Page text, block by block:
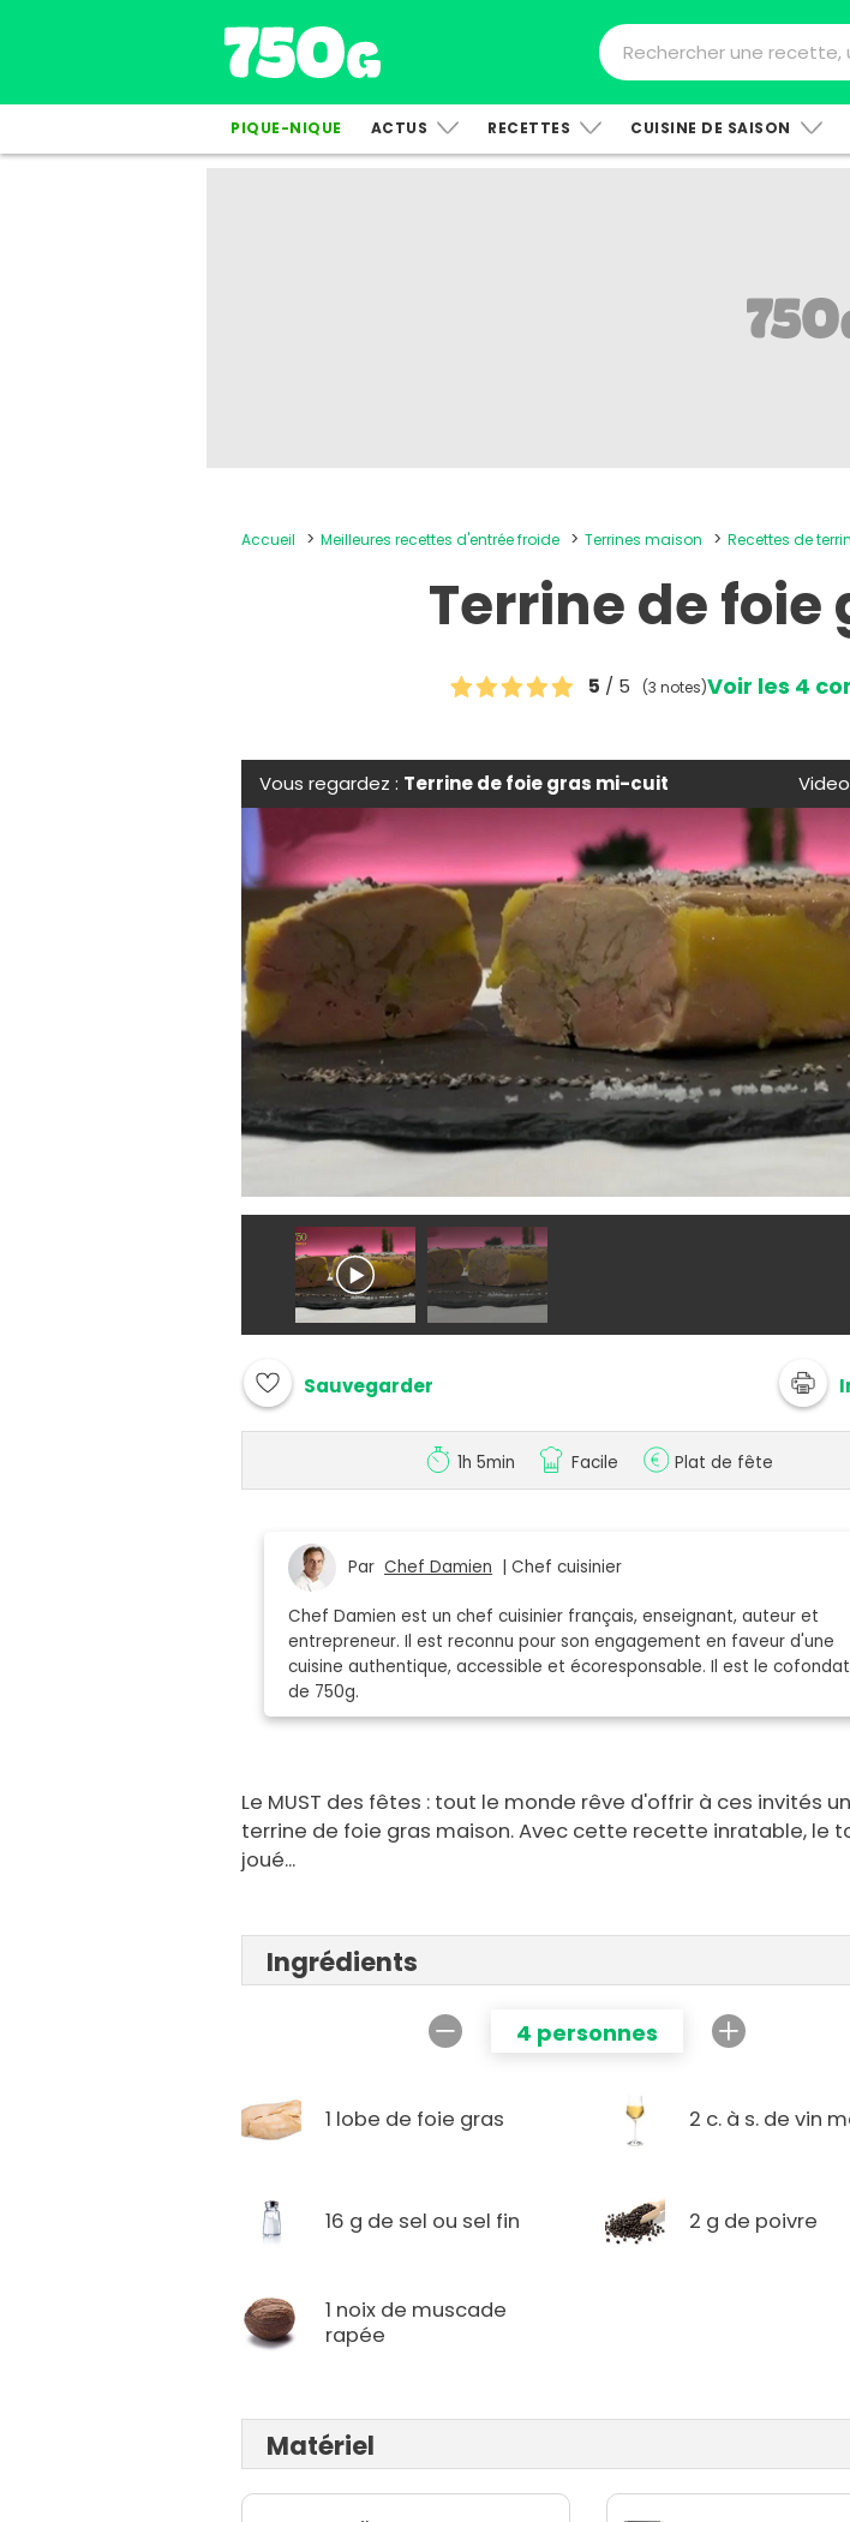
PIQUE-NIQUE ACTUS RECETTES CUISINE DE SAISON
Accueil Meilleures recettes d'entrée froide Terrines maison Recettes de
Terrine de
5 / 5 (3 notes)Voir les 4
Vous regardez : Terrine de foie gras mi-cuit Video
Sauvegarder
1h 5min Facile Plat de fête
ParChef Damien | Chef cuisinier
Chef Damien est un chef cuisinier français, enseignant, auteur et
entrepreneur. Il est reconnu pour son engagement en faveur d'une
cuisine authentique, accessible et écoresponsable. Il est le
de 750g.
Le MUST des fêtes : tout le monde rêve d'offrir à ces invités
terrine de foie gras maison. Avec cette recette inratable, le
joué...
Ingrédients
4 personnes
1 lobe de foie gras 2 c. à s. de vin
16 g de sel ou sel fin 2 g de poivre
1 noix de muscade
rapée
Matériel